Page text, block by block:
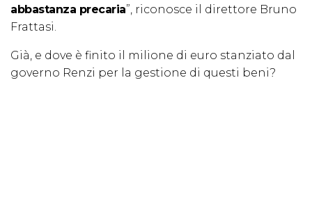
abbastanza precaria”, riconosce il direttore Bruno
Frattasi.
Già, e dove è finito il milione di euro stanziato dal
governo Renzi per la gestione di questi beni?